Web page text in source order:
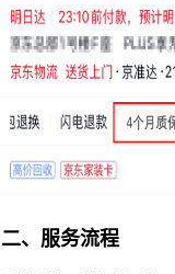
二、服务流程